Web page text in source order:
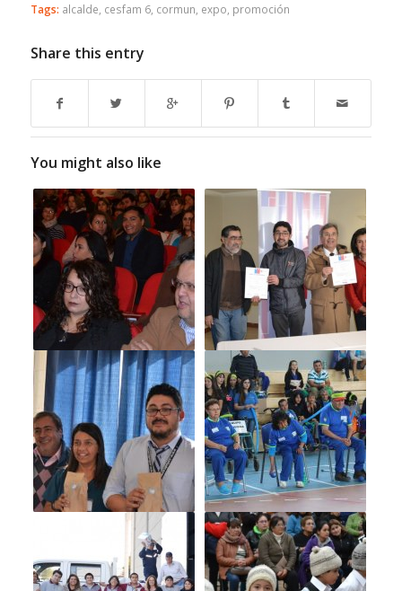
Tags: alcalde cesfam 6, cormun expo promoción
Share this entry
You might also like